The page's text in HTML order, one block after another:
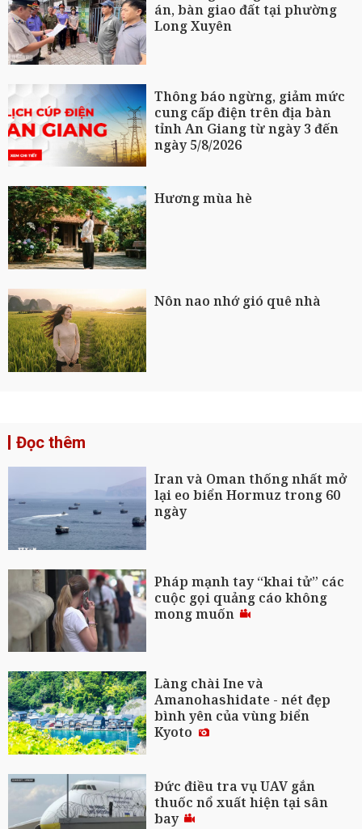
án, bàn giao đất tại phường
Long Xuyên
Thông báo ngừng, giảm mức
cung cấp điện trên địa bàn
tỉnh An Giang từ ngày 3 đến
ngày 5/8/2026
Hương mùa hè
Nôn nao nhớ gió quê nhà
Đọc thêm
Iran và Oman thống nhất mở
lại eo biển Hormuz trong 60
ngày
Pháp mạnh tay “khai tử” các
cuộc gọi quảng cáo không
mong muốn
Làng chài Ine và
Amanohashidate - nét đẹp
bình yên của vùng biển
Kyoto
Đức điều tra vụ UAV gắn
thuốc nổ xuất hiện tại sân
bay